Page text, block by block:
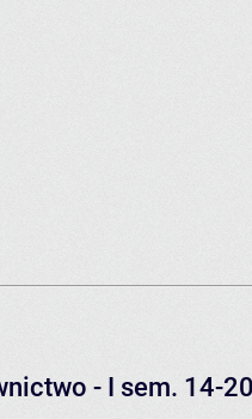
- I sem. 14-